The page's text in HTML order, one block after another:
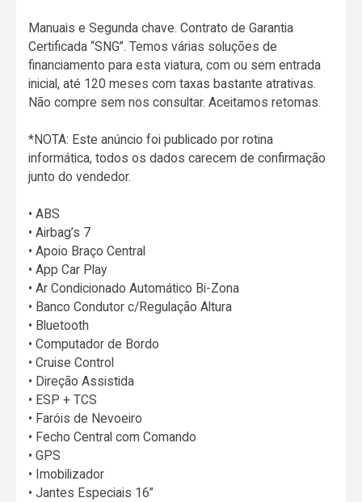
Manuais e Segunda chave. Contrato de Garantia
Certificada “SNG”. Temos várias soluções de
financiamento para esta viatura, com ou sem entrada
inicial, até 120 meses com taxas bastante atrativas.
Não compre sem nos consultar. Aceitamos retomas.
*NOTA: Este anúncio foi publicado por rotina
informática, todos os dados carecem de confirmação
junto do vendedor.
• ABS
• Airbag’s 7
• Apoio Braço Central
• App Car Play
• Ar Condicionado Automático Bi-Zona
• Banco Condutor c/Regulação Altura
• Bluetooth
• Computador de Bordo
• Cruise Control
• Direção Assistida
• ESP + TCS
• Faróis de Nevoeiro
• Fecho Central com Comando
• GPS
• Imobilizador
• Jantes Especiais 16”